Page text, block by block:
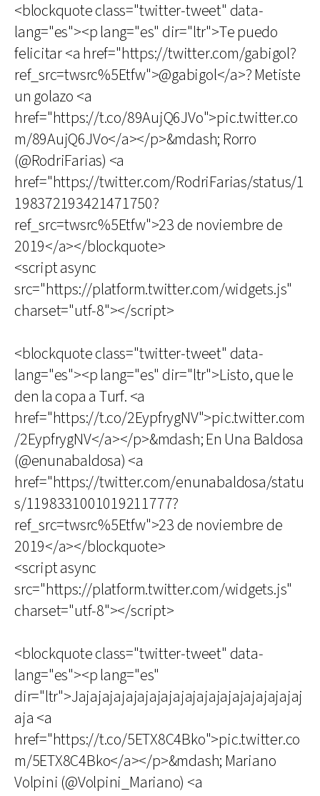
<blockquote class="twitter-tweet" data-
lang="es"><p lang="es" dir="ltr">Te puedo
felicitar <a href="https://twitter.com/gabigol?
ref_src=twsrc%5Etfw">@gabigol</a>? Metiste
un golazo <a
href="https://t.co/89AujQ6JVo">pic.twitter.co
m/89AujQ6JVo</a></p>&mdash; Rorro
(@RodriFarias) <a
href="https://twitter.com/RodriFarias/status/1
198372193421471750?
ref_src=twsrc%5Etfw">23 de noviembre de
2019</a></blockquote>
<script async
src="https://platform.twitter.com/widgets.js"
charset="utf-8"></script>
<blockquote class="twitter-tweet" data-
lang="es"><p lang="es" dir="ltr">Listo, que le
den la copa a Turf. <a
href="https://t.co/2EypfrygNV">pic.twitter.com
/2EypfrygNV</a></p>&mdash; En Una Baldosa
(@enunabaldosa) <a
href="https://twitter.com/enunabaldosa/statu
s/1198331001019211777?
ref_src=twsrc%5Etfw">23 de noviembre de
2019</a></blockquote>
<script async
src="https://platform.twitter.com/widgets.js"
charset="utf-8"></script>
<blockquote class="twitter-tweet" data-
lang="es"><p lang="es"
dir="ltr">Jajajajajajajajajajajajajajajajajajajaj
aja <a
href="https://t.co/5ETX8C4Bko">pic.twitter.co
m/5ETX8C4Bko</a></p>&mdash; Mariano
Volpini (@Volpini_Mariano) <a